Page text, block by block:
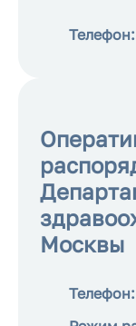
Телефон:
Москвы
Телефон: